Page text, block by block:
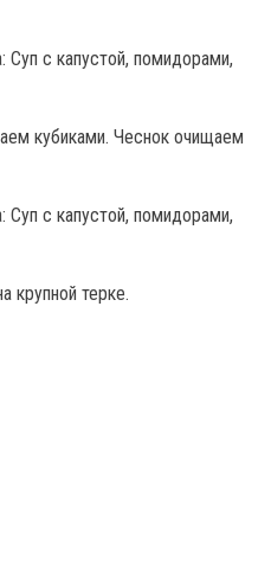
кубиками. Чеснок очищаем
крупной терке.